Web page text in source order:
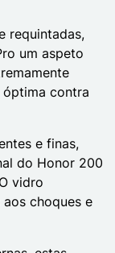
requintadas,
um aspeto
contra
e finas,
do Honor 200
vidro
choques e